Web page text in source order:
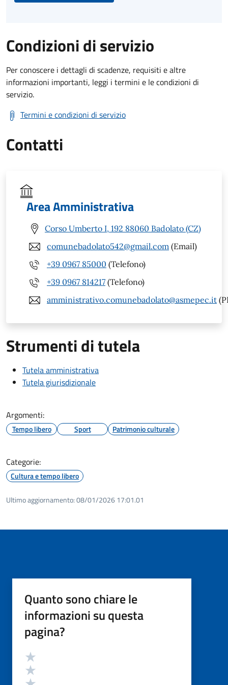
Condizioni di servizio
Per conoscere i dettagli di scadenze, requisiti e altre
informazioni importanti, leggi i termini e le condizioni di
servizio.
Termini e condizioni di servizio
Contatti
Area Amministrativa
Corso Umberto I, 192 88060 Badolato (CZ)
comunebadolato542@gmail.com (Email)
+39 0967 85000 (Telefono)
+39 0967 814217 (Telefono)
amministrativo.comunebadolato@asmepec.it
Strumenti di tutela
Tutela amministrativa
Tutela giurisdizionale
Argomenti:
Tempo libero Sport Patrimonio culturale
Categorie:
Cultura e tempo libero
Ultimo aggiornamento:08/01/2026 17:01.01
Quanto sono chiare le
informazioni su questa
pagina?
Valutazione